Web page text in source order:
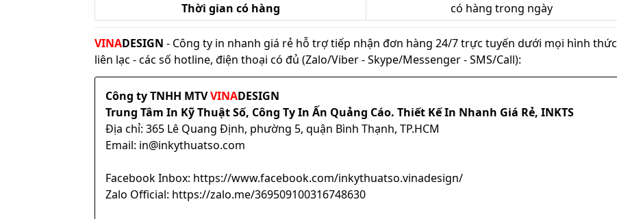
Thời gian có hàng
có hàng trong ngày
VINADESIGN - Công ty in nhanh giá rẻ hỗ trợ tiếp nhận đơn hàng 24/7 trực tuyến dưới mọi hình thức
liên lạc - các số hotline, điện thoại có đủ (Zalo/Viber - Skype/Messenger - SMS/Call):
Công ty TNHH MTVVINADESIGN
Trung Tâm In Kỹ Thuật Số, Công Ty In Ấn Quảng Cáo. Thiết Kế In Nhanh Giá Rẻ, INKTS
Địa chỉ: 365 Lê Quang Định, phường 5, quận Bình Thạnh, TP.HCM
Email: in@inkythuatso.com
Facebook Inbox: https://www.facebook.com/inkythuatso.vinadesign/
Zalo Official: https://zalo.me/369509100316748630